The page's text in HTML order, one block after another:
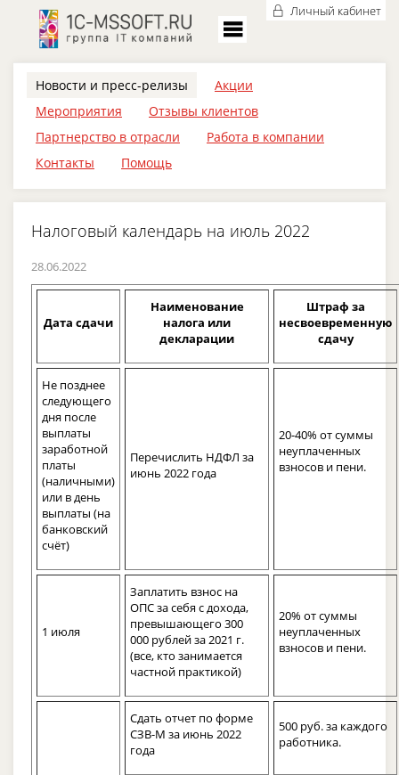
Личный кабинет
Новости и пресс-релизы
Акции
Мероприятия
Отзывы клиентов
Партнерство в отрасли
Работа в компании
Контакты
Помощь
Налоговый календарь на июль 2022
28.06.2022
Дата сдачи
Наименование
налога или
декларации
Штраф за
несвоевременную
сдачу
Не позднее
следующего
дня после
выплаты
заработной
платы
(наличными)
или в день
выплаты (на
банковский
счёт)
Перечислить НДФЛ за
июнь 2022 года
20-40% от суммы
неуплаченных
взносов и пени.
1 июля
Заплатить взнос на
ОПС за себя с дохода,
превышающего 300
000 рублей за 2021 г.
(все, кто занимается
частной практикой)
20% от суммы
неуплаченных
взносов и пени.
Сдать отчет по форме
СЗВ-М за июнь 2022
года
500 руб. за каждого
работника.